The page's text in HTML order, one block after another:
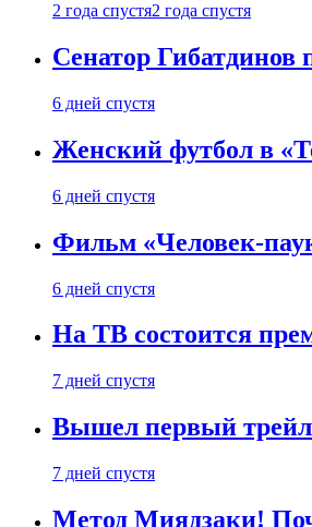
2 года спустя2 года спустя
Сенатор Гибатдинов
6 дней спустя
Женский футбол в
6 дней спустя
Фильм «Человек-
6 дней спустя
На ТВ состоится
7 дней спустя
Вышел первый
7 дней спустя
Метод Миядзаки!